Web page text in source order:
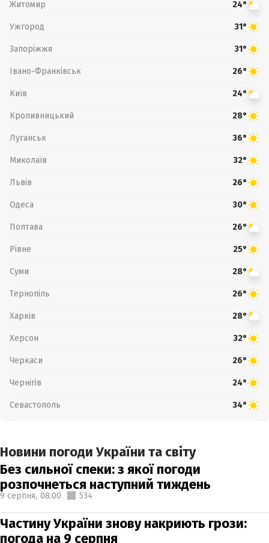
Житомир 24°
Ужгород 31°
Запоріжжя 31°
Івано-Франківськ 26°
Київ 24°
Кропивницький 28°
Луганськ 36°
Миколаїв 32°
Львів 26°
Одеса 30°
Полтава 26°
Рівне 25°
Суми 28°
Тернопіль 26°
Харків 28°
Херсон 32°
Черкаси 26°
Чернігів 24°
Севастополь 34°
Новини погоди України та світу
Без сильної спеки: з якої погоди
розпочнеться наступний тиждень
9 серпня, 08:00 534
Частину України знову накриють грози:
погода на 9 серпня